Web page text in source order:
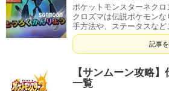
ポケットモンスターネク
クロズマは伝説ポケモン
手方法や、ステータスなど
記事
【サンムーン攻略
一覧